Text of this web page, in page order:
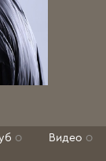
0 Видео 0